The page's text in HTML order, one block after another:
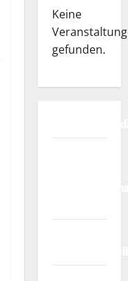
Keine
gefunden.